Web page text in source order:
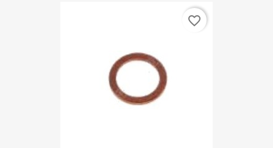
favorite_border